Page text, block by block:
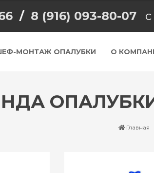
/ 8 (916) 093-80-07с
МОНТАЖ ОПАЛУБКИ О
Главная